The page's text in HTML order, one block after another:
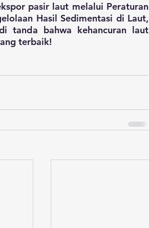
pasir laut melalui Peraturan
Hasil Sedimentasi di Laut,
tanda bahwa kehancuran laut
terbaik!